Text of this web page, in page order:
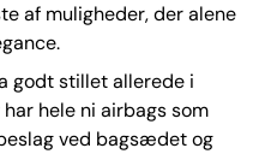
af muligheder, der alene
godt stillet allerede i
hele ni airbags som
ved bagsædet og